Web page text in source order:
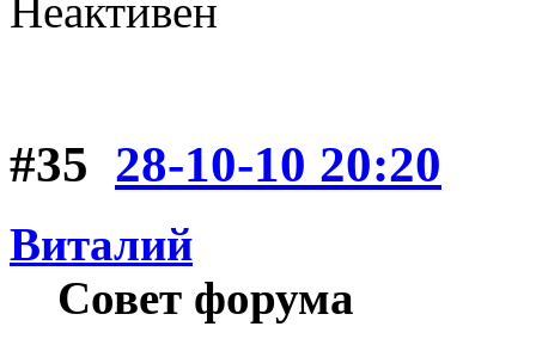
Неактивен
#35 28-10-10 20:20
Виталий
Совет форума